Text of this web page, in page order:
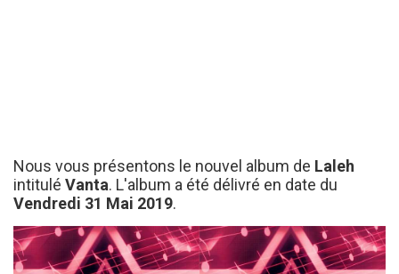
Nous vous présentons le nouvel album de Laleh
intitulé Vanta. L'album a été délivré en date du
Vendredi 31 Mai 2019.